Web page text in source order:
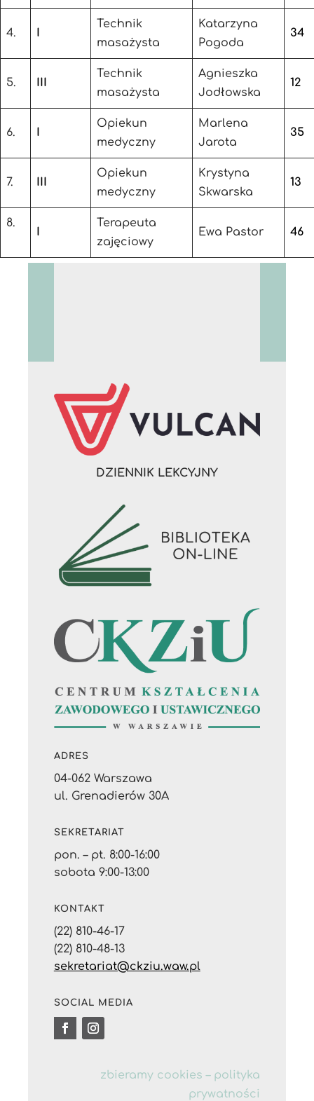
4. I
Technik
masażysta
Katarzyna
Pogoda
34
5. III
Technik
masażysta
Agnieszka
Jodłowska
12
6. I
Opiekun
medyczny
Marlena
Jarota
35
7. III
Opiekun
medyczny
Krystyna
Skwarska
13
8.
I
Terapeuta
zajęciowy
Ewa Pastor 46
DZIENNIK LEKCYJNY
ADRES
04-062 Warszawa
ul. Grenadierów 30A
SEKRETARIAT
pon. – pt. 8:00-16:00
sobota 9:00-13:00
KONTAKT
(22) 810-46-17
(22) 810-48-13
sekretariat@ckziu.waw.pl
SOCIAL MEDIA
zbieramy cookies – polityka
prywatności